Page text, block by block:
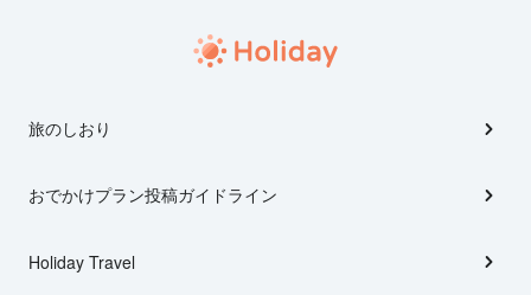
旅のしおり
おでかけプラン投稿ガイドライン
Holiday Travel